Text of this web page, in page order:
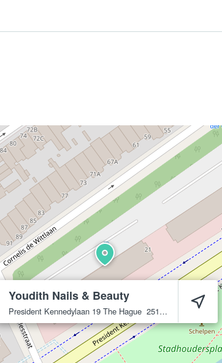
Youdith Nails & Beauty
President Kennedylaan 19 The Hague 2517 JK